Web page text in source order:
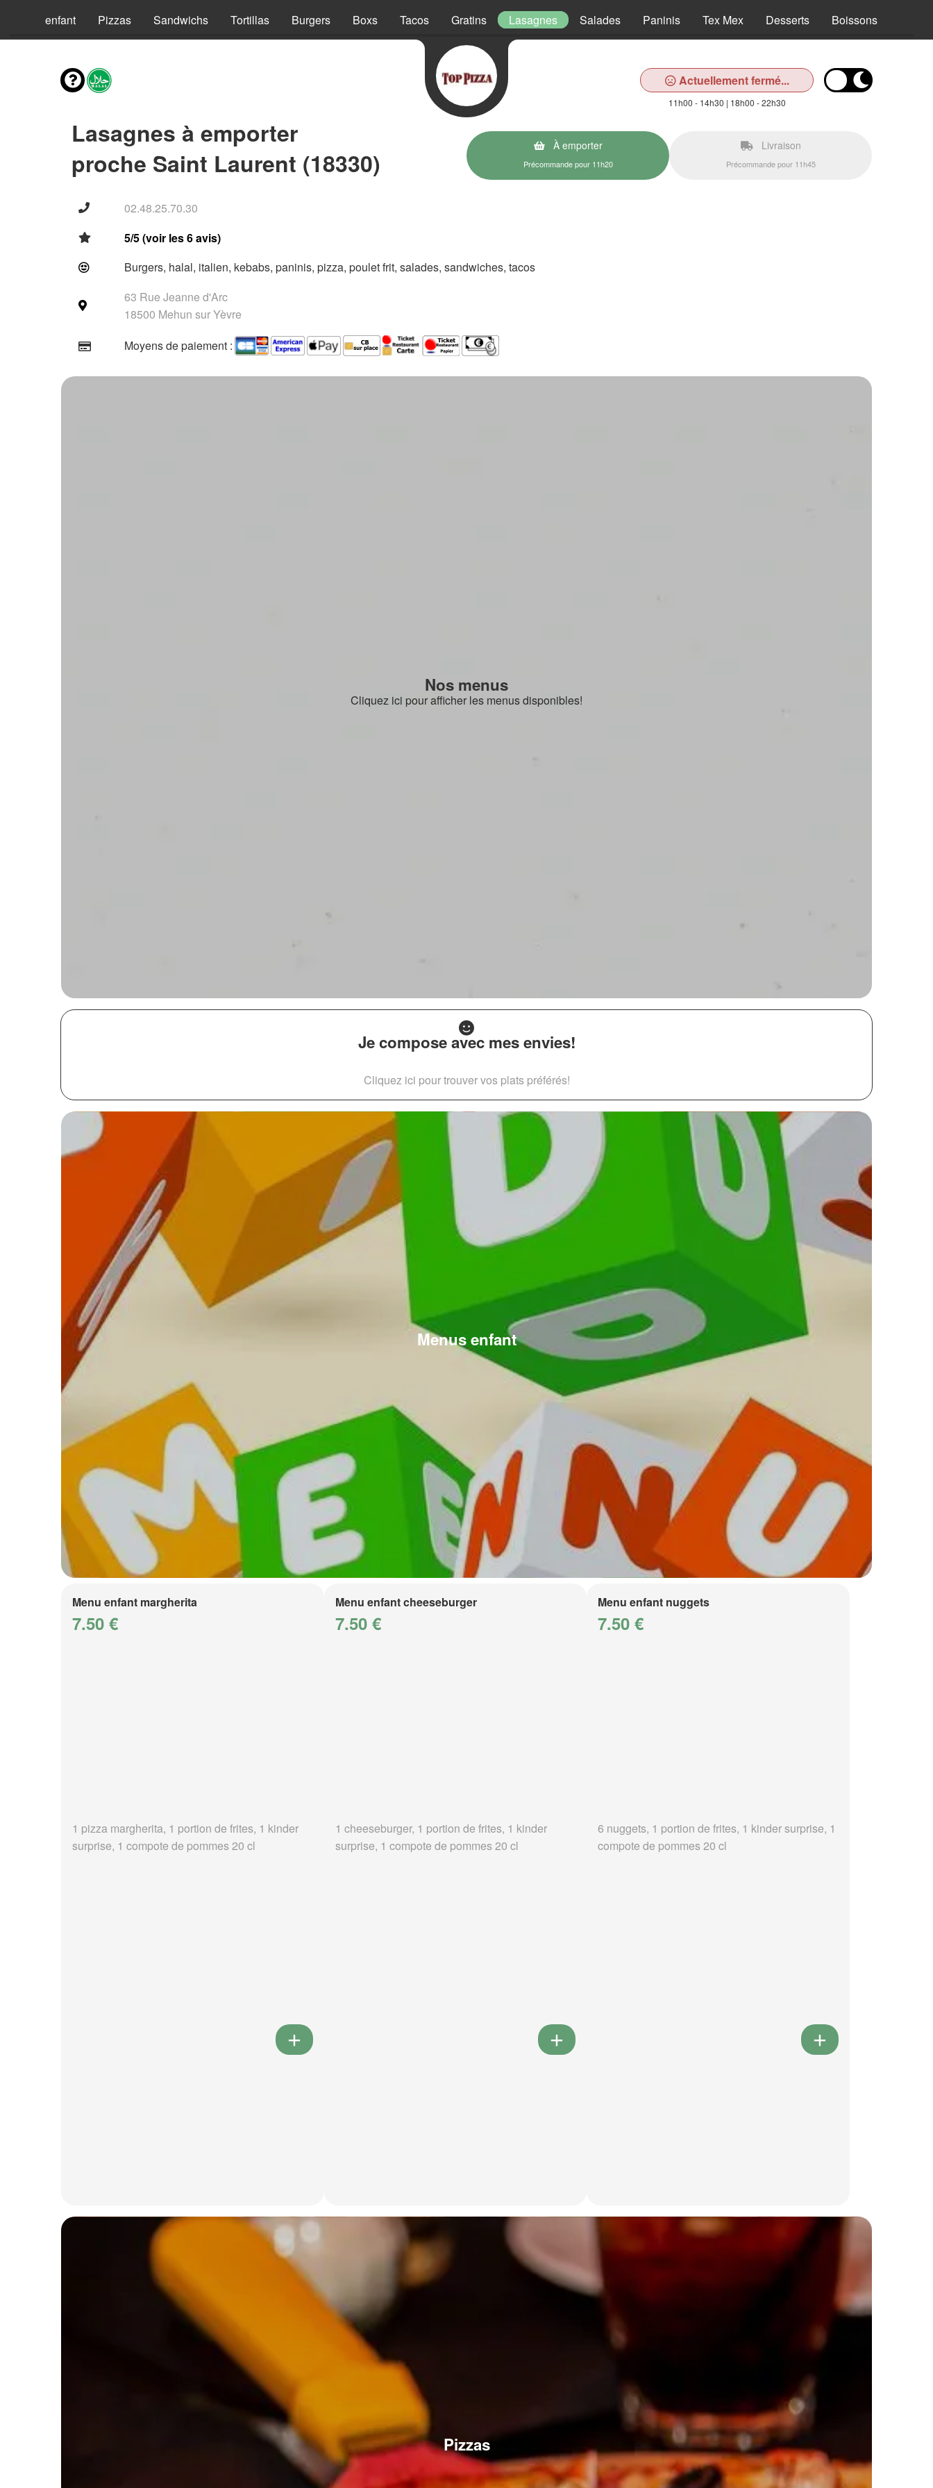
Menus enfant Pizzas Sandwichs Tortillas Burgers Boxs Tacos Gratins Lasagnes Salades Paninis Tex Mex Desserts Boissons
Actuellement fermé...
11h00 - 14h30 | 18h00 - 22h30
Lasagnes à emporter
proche Saint Laurent (18330)
À emporter
Précommande pour 11h20
Livraison
Précommande pour 11h45
02.48.25.70.30
5/5 (voir les 6 avis)
Burgers, halal, italien, kebabs, paninis, pizza, poulet frit, salades, sandwiches, tacos
63 Rue Jeanne d'Arc
18500 Mehun sur Yèvre
Moyens de paiement :
Nos menus
Cliquez ici pour afficher les menus disponibles!
Je compose avec mes envies!
Cliquez ici pour trouver vos plats préférés!
Menus enfant
Menu enfant margherita
7.50 €
1 pizza margherita, 1 portion de frites, 1 kinder
surprise, 1 compote de pommes 20 cl
Menu enfant cheeseburger
7.50 €
1 cheeseburger, 1 portion de frites, 1 kinder
surprise, 1 compote de pommes 20 cl
Menu enfant nuggets
7.50 €
6 nuggets, 1 portion de frites, 1 kinder surprise, 1
compote de pommes 20 cl
Pizzas